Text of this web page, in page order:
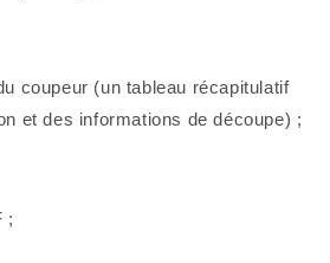
coupeur (un tableau récapitulatif
et des informations de découpe) ;
;